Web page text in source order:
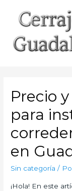
contenido
Precio
para
en
Sin categoría /
¡Hola! En este